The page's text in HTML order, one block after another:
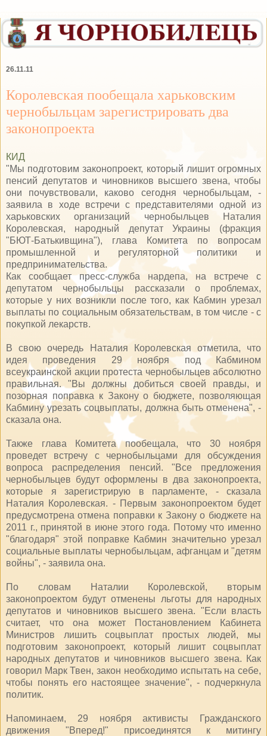
26.11.11
Королевская пообещала харьковским
чернобыльцам зарегистрировать два
законопроекта
КИД
"Мы подготовим законопроект, который лишит огромных
пенсий депутатов и чиновников высшего звена, чтобы
они почувствовали, каково сегодня чернобыльцам, -
заявила в ходе встречи с представителями одной из
харьковских организаций чернобыльцев Наталия
Королевская, народный депутат Украины (фракция
"БЮТ-Батькивщина"), глава Комитета по вопросам
промышленной и регуляторной политики и
предпринимательства.
Как сообщает пресс-служба нардепа, на встрече с
депутатом чернобыльцы рассказали о проблемах,
которые у них возникли после того, как Кабмин урезал
выплаты по социальным обязательствам, в том числе - с
покупкой лекарств.
В свою очередь Наталия Королевская отметила, что
идея проведения 29 ноября под Кабмином
всеукраинской акции протеста чернобыльцев абсолютно
правильная. "Вы должны добиться своей правды, и
позорная поправка к Закону о бюджете, позволяющая
Кабмину урезать соцвыплаты, должна быть отменена", -
сказала она.
Также глава Комитета пообещала, что 30 ноября
проведет встречу с чернобыльцами для обсуждения
вопроса распределения пенсий. "Все предложения
чернобыльцев будут оформлены в два законопроекта,
которые я зарегистрирую в парламенте, - сказала
Наталия Королевская. - Первым законопроектом будет
предусмотрена отмена поправки к Закону о бюджете на
2011 г., принятой в июне этого года. Потому что именно
"благодаря" этой поправке Кабмин значительно урезал
социальные выплаты чернобыльцам, афганцам и "детям
войны", - заявила она.
По словам Наталии Королевской, вторым
законопроектом будут отменены льготы для народных
депутатов и чиновников высшего звена. "Если власть
считает, что она может Постановлением Кабинета
Министров лишить соцвыплат простых людей, мы
подготовим законопроект, который лишит соцвыплат
народных депутатов и чиновников высшего звена. Как
говорил Марк Твен, закон необходимо испытать на себе,
чтобы понять его настоящее значение", - подчеркнула
политик.
Напоминаем, 29 ноября активисты Гражданского
движения "Вперед!" присоединятся к митингу